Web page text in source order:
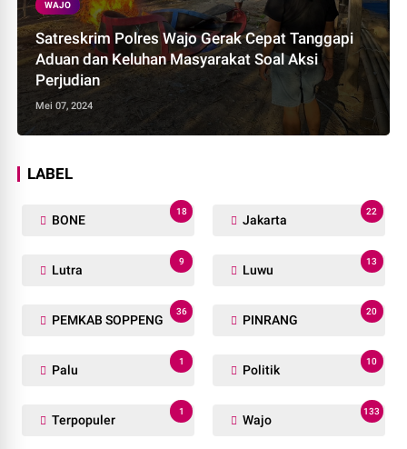
WAJO
Satreskrim Polres Wajo Gerak Cepat Tanggapi
Aduan dan Keluhan Masyarakat Soal Aksi
Perjudian
Mei 07, 2024
LABEL
BONE
18
Jakarta
22
Lutra
9
Luwu
13
PEMKAB SOPPENG
36
PINRANG
20
Palu
1
Politik
10
Terpopuler
1
Wajo
133